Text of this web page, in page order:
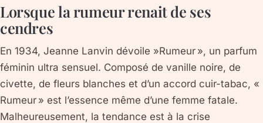
Lorsque la rumeur renait de ses
cendres
En 1934, Jeanne Lanvin dévoile »Rumeur », un parfum
féminin ultra sensuel. Composé de vanille noire, de
civette, de fleurs blanches et d’un accord cuir-tabac, «
Rumeur » est l’essence même d’une femme fatale.
Malheureusement, la tendance est à la crise